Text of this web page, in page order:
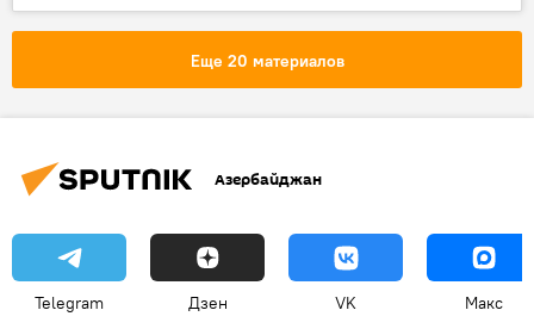
Абшерон
Прогноз погоды
осадки
Еще 20 материалов
Азербайджан
Telegram Дзен VK Макс